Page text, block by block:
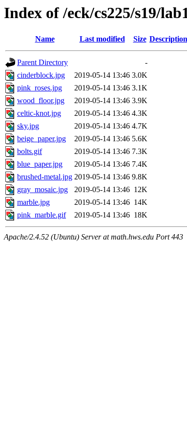
Index of /eck/cs225/s19/
Name Last modified Size Description
Parent Directory
-
cinderblock.jpg
2019-05-14 13:46 3.0K
pink_roses.jpg
2019-05-14 13:46 3.1K
wood_floor.jpg
2019-05-14 13:46 3.9K
celtic-knot.jpg
2019-05-14 13:46 4.3K
sky.jpg
2019-05-14 13:46 4.7K
beige_paper.jpg
2019-05-14 13:46 5.6K
bolts.gif
2019-05-14 13:46 7.3K
blue_paper.jpg
2019-05-14 13:46 7.4K
brushed-metal.jpg 2019-05-14 13:46 9.8K
gray_mosaic.jpg
2019-05-14 13:46 12K
marble.jpg
2019-05-14 13:46 14K
pink_marble.gif
2019-05-14 13:46 18K
Apache/2.4.52 (Ubuntu) Server at math.hws.edu Port 443